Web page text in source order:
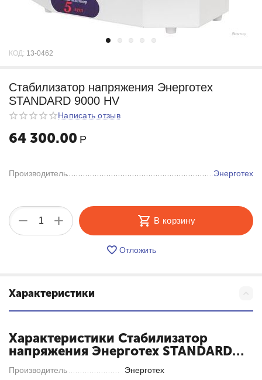
КОД: 13-0462
Стабилизатор напряжения Энерготех
STANDARD 9000 HV
Написать отзыв
64 300.00 Р
Производитель Энерготех
+
− В корзину
Отложить
Характеристики
Характеристики Стабилизатор
напряжения Энерготех STANDARD
9000 HV
Производитель Энерготех